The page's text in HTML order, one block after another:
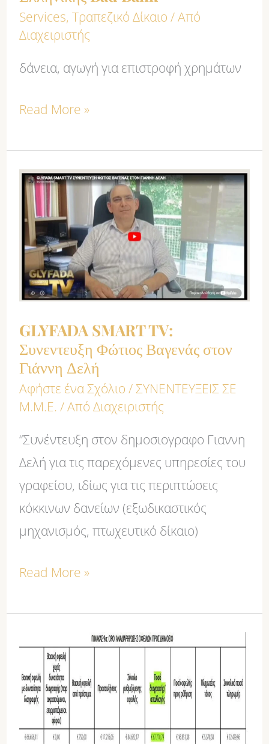
Services,Τραπεζικό Δίκαιο / Από
Διαχειριστής
δάνεια, αγωγή για επιστροφή χρημάτων
Ελληνικής
Bad
Bank
Read More »
GLYFADA SMART TV:
Συνεντευξη Φώτιος Βαγενάς στον
Γιάννη Δελή
Αφήστε ένα Σχόλιο /ΣΥΝΕΝΤΕΥΞΕΙΣ ΣΕ
Μ.Μ.Ε. / ΑπόΔιαχειριστής
“Συνέντευξη στον δημοσιογραφο Γιαννη
Δελή για τις παρεχόμενες υπηρεσίες του
γραφείου, ιδίως για τις περιπτώσεις
κόκκινων δανείων (εξωδικαστικός
μηχανισμός, πτωχευτικό δίκαιο)
GLYFADA
SMART
TV:
Συνεντευξη
Φώτιος
Βαγενάς
Γιάννη
Δελή
Read More »
ΡΥΘΜΙΣΗ
ΔΙΑΓΡΑΦΗ
67.000€
ΟΦΕΙΛΗΣ